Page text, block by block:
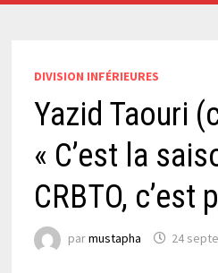
DIVISION INFÉRIEURES
Yazid Taouri
« C’est la
CRBTO, c’est
parmustapha 24